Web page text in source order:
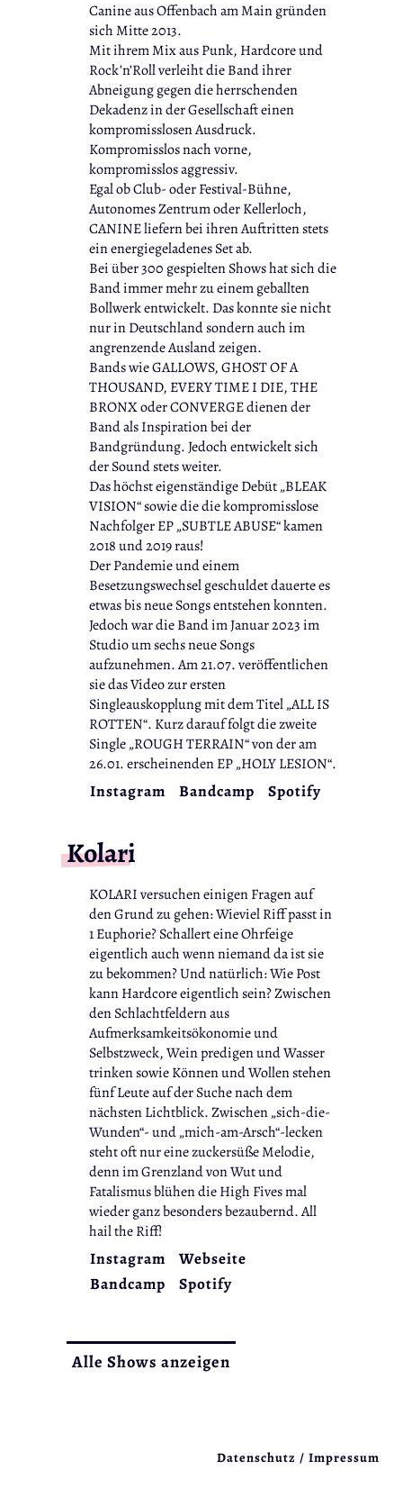
Canine aus Offenbach am Main gründen
sich Mitte 2013.
Mit ihrem Mix aus Punk, Hardcore und
Rock’n’Roll verleiht die Band ihrer
Abneigung gegen die herrschenden
Dekadenz in der Gesellschaft einen
kompromisslosen Ausdruck.
Kompromisslos nach vorne,
kompromisslos aggressiv.
Egal ob Club- oder Festival-Bühne,
Autonomes Zentrum oder Kellerloch,
CANINE liefern bei ihren Auftritten stets
ein energiegeladenes Set ab.
Bei über 300 gespielten Shows hat sich die
Band immer mehr zu einem geballten
Bollwerk entwickelt. Das konnte sie nicht
nur in Deutschland sondern auch im
angrenzende Ausland zeigen.
Bands wie GALLOWS, GHOST OF A
THOUSAND, EVERY TIME I DIE, THE
BRONX oder CONVERGE dienen der
Band als Inspiration bei der
Bandgründung. Jedoch entwickelt sich
der Sound stets weiter.
Das höchst eigenständige Debüt „BLEAK
VISION“ sowie die die kompromisslose
Nachfolger EP „SUBTLE ABUSE“ kamen
2018 und 2019 raus!
Der Pandemie und einem
Besetzungswechsel geschuldet dauerte es
etwas bis neue Songs entstehen konnten.
Jedoch war die Band im Januar 2023 im
Studio um sechs neue Songs
aufzunehmen. Am 21.07. veröffentlichen
sie das Video zur ersten
Singleauskopplung mit dem Titel „ALL IS
ROTTEN“. Kurz darauf folgt die zweite
Single „ROUGH TERRAIN“ von der am
26.01. erscheinenden EP „HOLY LESION“.
Instagram Bandcamp Spotify
Kolari
KOLARI versuchen einigen Fragen auf
den Grund zu gehen: Wieviel Riff passt in
1 Euphorie? Schallert eine Ohrfeige
eigentlich auch wenn niemand da ist sie
zu bekommen? Und natürlich: Wie Post
kann Hardcore eigentlich sein? Zwischen
den Schlachtfeldern aus
Aufmerksamkeitsökonomie und
Selbstzweck, Wein predigen und Wasser
trinken sowie Können und Wollen stehen
fünf Leute auf der Suche nach dem
nächsten Lichtblick. Zwischen „sich-die-
Wunden“- und „mich-am-Arsch“-lecken
steht oft nur eine zuckersüße Melodie,
denn im Grenzland von Wut und
Fatalismus blühen die High Fives mal
wieder ganz besonders bezaubernd. All
hail the Riff!
Instagram
Webseite
Bandcamp
Spotify
Alle Shows anzeigen
Datenschutz / Impressum